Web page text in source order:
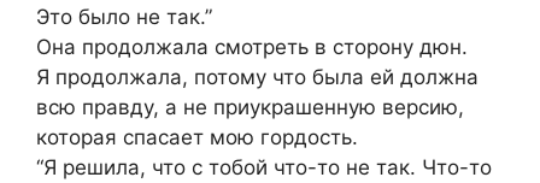
Это было не так.”
Она продолжала смотреть в сторону дюн.
Я продолжала, потому что была ей должна
всю правду, а не приукрашенную версию,
которая спасает мою гордость.
“Я решила, что с тобой что-то не так. Что-то